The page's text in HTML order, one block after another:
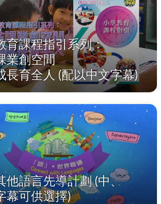
育課程指引系列：
業創空間
長育全人 (配以中文字幕)
他語言先導計劃 (中、
幕可供選擇)